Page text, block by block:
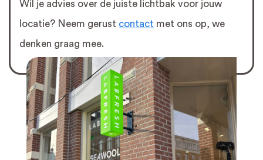
Wil je advies over de juiste lichtbak voor jouw
locatie? Neem gerust contact met ons op, we
denken graag mee.